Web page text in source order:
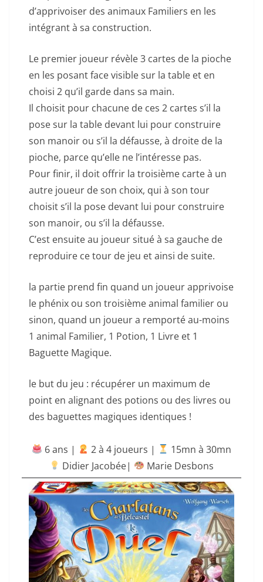
d’apprivoiser des animaux Familiers en les
intégrant à sa construction.
Le premier joueur révèle 3 cartes de la pioche
en les posant face visible sur la table et en
choisi 2 qu’il garde dans sa main.
Il choisit pour chacune de ces 2 cartes s’il la
pose sur la table devant lui pour construire
son manoir ou s’il la défausse, à droite de la
pioche, parce qu’elle ne l’intéresse pas.
Pour finir, il doit offrir la troisième carte à un
autre joueur de son choix, qui à son tour
choisit s’il la pose devant lui pour construire
son manoir, ou s’il la défausse.
C’est ensuite au joueur situé à sa gauche de
reproduire ce tour de jeu et ainsi de suite.
la partie prend fin quand un joueur apprivoise
le phénix ou son troisième animal familier ou
sinon, quand un joueur a remporté au-moins
1 animal Familier, 1 Potion, 1 Livre et 1
Baguette Magique.
le but du jeu : récupérer un maximum de
point en alignant des potions ou des livres ou
des baguettes magiques identiques !
6 ans | ‍ 2 à 4 joueurs |
15mn à 30mn
Didier Jacobée|
Marie Desbons